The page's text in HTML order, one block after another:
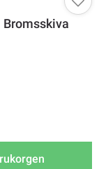
Bromsskiva